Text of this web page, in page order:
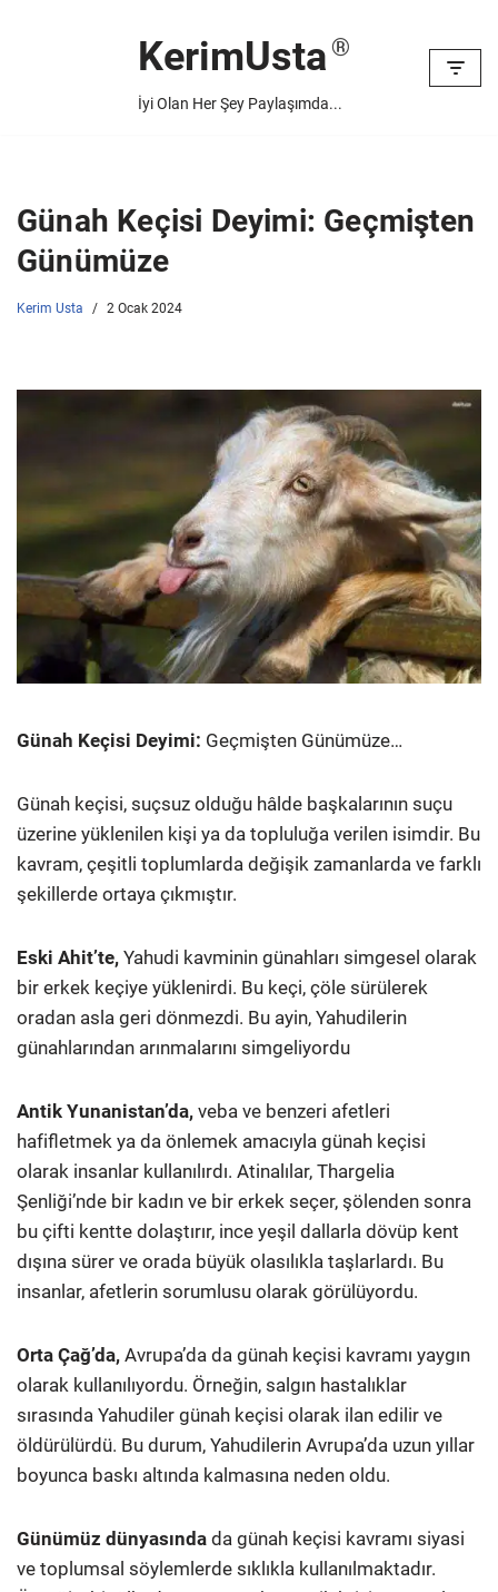
KerimUsta
İyi Olan Her Şey Paylaşımda...
Günah Keçisi Deyimi: Geçmişten
Günümüze
Kerim Usta 2 Ocak 2024
Günah Keçisi Deyimi: Geçmişten Günümüze…
Günah keçisi, suçsuz olduğu hâlde başkalarının suçu
üzerine yüklenilen kişi ya da topluluğa verilen isimdir. Bu
kavram, çeşitli toplumlarda değişik zamanlarda ve farklı
şekillerde ortaya çıkmıştır.
Eski Ahit’te, Yahudi kavminin günahları simgesel olarak
bir erkek keçiye yüklenirdi. Bu keçi, çöle sürülerek
oradan asla geri dönmezdi. Bu ayin, Yahudilerin
günahlarından arınmalarını simgeliyordu
Antik Yunanistan’da, veba ve benzeri afetleri
hafifletmek ya da önlemek amacıyla günah keçisi
olarak insanlar kullanılırdı. Atinalılar, Thargelia
Şenliği’nde bir kadın ve bir erkek seçer, şölenden sonra
bu çifti kentte dolaştırır, ince yeşil dallarla dövüp kent
dışına sürer ve orada büyük olasılıkla taşlarlardı. Bu
insanlar, afetlerin sorumlusu olarak görülüyordu.
Orta Çağ’da, Avrupa’da da günah keçisi kavramı yaygın
olarak kullanılıyordu. Örneğin, salgın hastalıklar
sırasında Yahudiler günah keçisi olarak ilan edilir ve
öldürülürdü. Bu durum, Yahudilerin Avrupa’da uzun yıllar
boyunca baskı altında kalmasına neden oldu.
Günümüz dünyasında da günah keçisi kavramı siyasi
ve toplumsal söylemlerde sıklıkla kullanılmaktadır.